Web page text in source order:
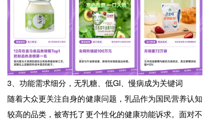
3、功能需求细分，无乳糖、低GI、慢病成为关键词
随着大众更关注自身的健康问题，乳品作为国民营养认知
较高的品类，被寄托了更个性化的健康功能诉求。面对不